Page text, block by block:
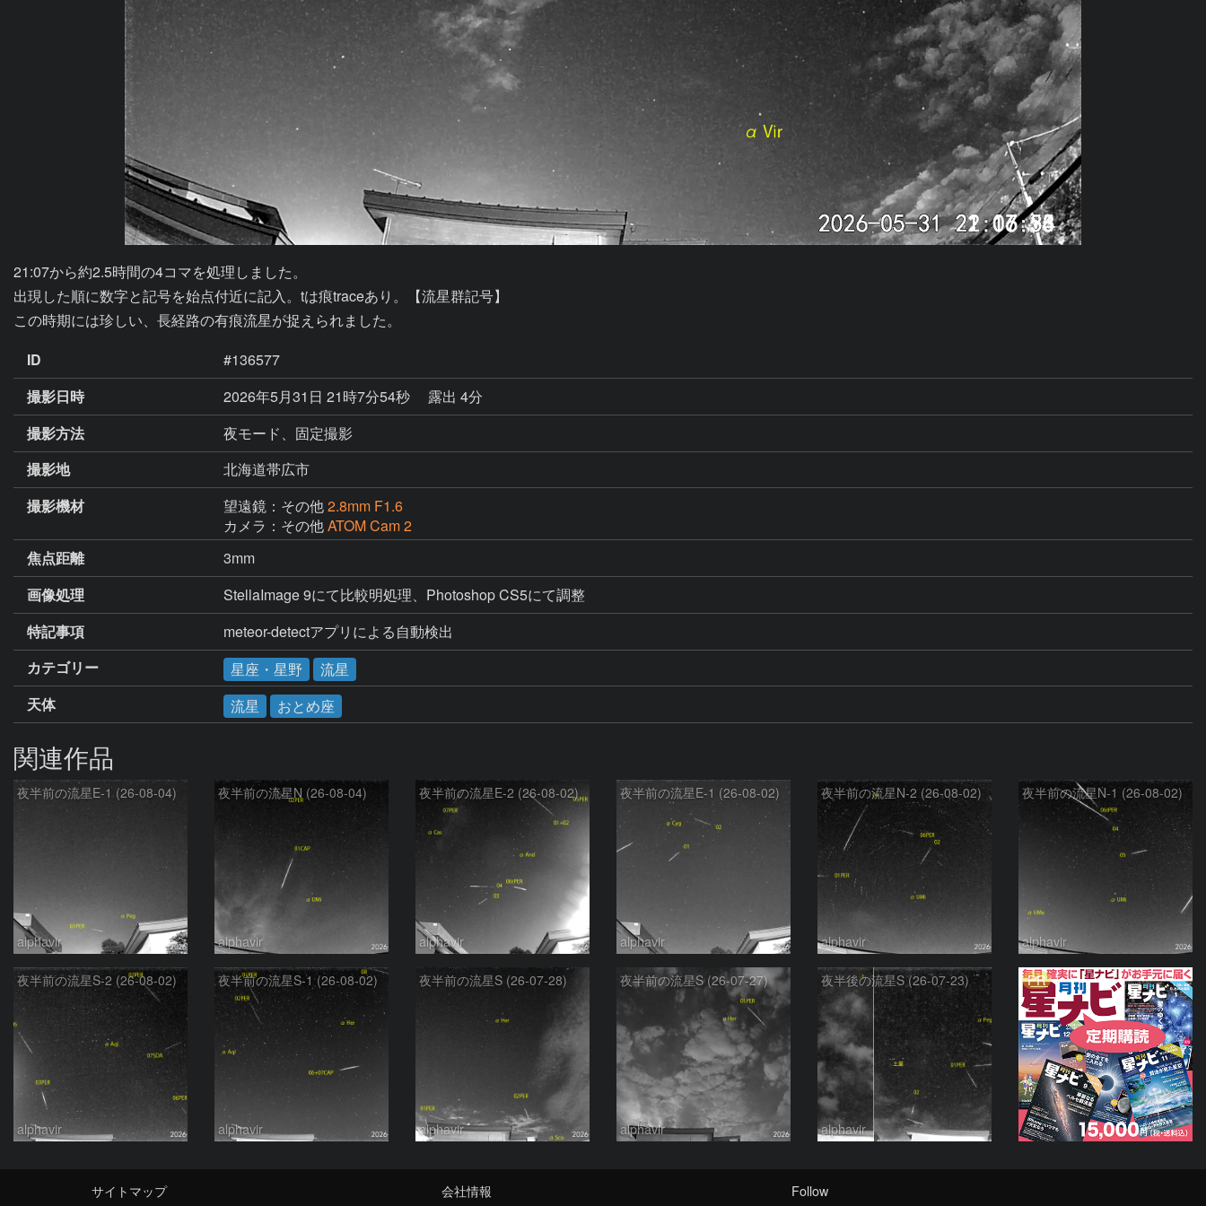
21:07から約2.5時間の4コマを処理しました。
出現した順に数字と記号を始点付近に記入。tは痕traceあり。【流星群記号】
この時期には珍しい、長経路の有痕流星が捉えられました。
ID
#136577
撮影日時
2026年5月31日 21時7分54秒
露出 4分
撮影方法
夜モード、固定撮影
撮影地
北海道帯広市
撮影機材
望遠鏡：その他2.8mm F1.6
カメラ：その他ATOM Cam 2
焦点距離
3mm
画像処理
StellaImage 9にて比較明処理、Photoshop CS5にて調整
特記事項
meteor-detectアプリによる自動検出
カテゴリー
星座・星野
流星
天体
流星 おとめ座
関連作品
夜半前の流星E-1 (26-08-04)
alphavir
夜半前の流星N (26-08-04)
alphavir
夜半前の流星E-2 (26-08-02)
alphavir
夜半前の流星E-1 (26-08-02)
alphavir
夜半前の流星N-2 (26-08-02)
alphavir
夜半前の流星N-1 (26-08-02)
alphavir
夜半前の流星S-2 (26-08-02)
alphavir
夜半前の流星S-1 (26-08-02)
alphavir
夜半前の流星S (26-07-28)
alphavir
夜半前の流星S (26-07-27)
alphavir
夜半後の流星S (26-07-23)
alphavir
PR
サイトマップ
会社情報
Follow